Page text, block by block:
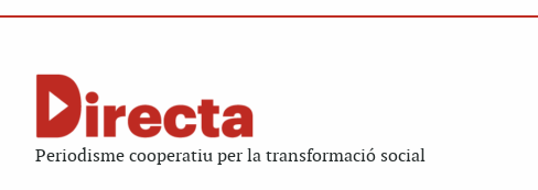
Periodisme cooperatiu per la transformació social